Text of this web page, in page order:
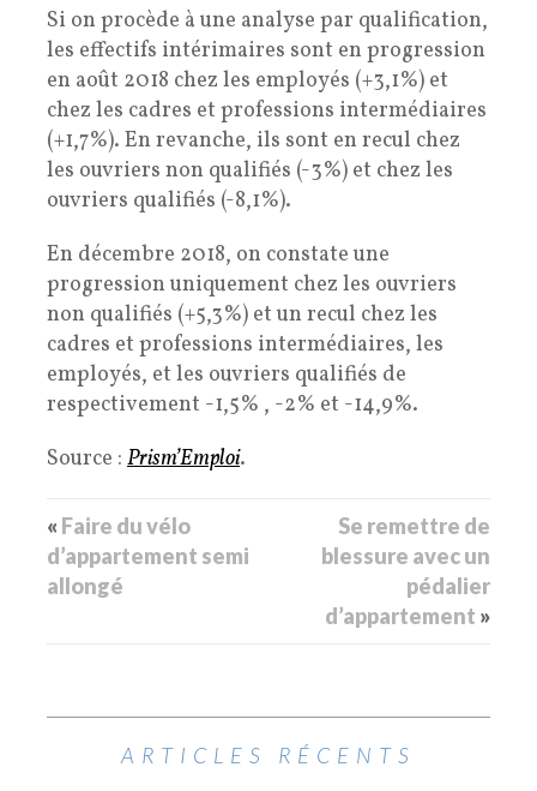
Si on procède à une analyse par qualification,
les effectifs intérimaires sont en progression
en août 2018 chez les employés (+3,1%) et
chez les cadres et professions intermédiaires
(+1,7%). En revanche, ils sont en recul chez
les ouvriers non qualifiés (-3%) et chez les
ouvriers qualifiés (-8,1%).
En décembre 2018, on constate une
progression uniquement chez les ouvriers
non qualifiés (+5,3%) et un recul chez les
cadres et professions intermédiaires, les
employés, et les ouvriers qualifiés de
respectivement -1,5% , -2% et -14,9%.
Source : Prism’Emploi.
« Faire du vélo
d’appartement semi
allongé
Se remettre de
blessure avec un
pédalier
d’appartement »
ARTICLES RÉCENTS